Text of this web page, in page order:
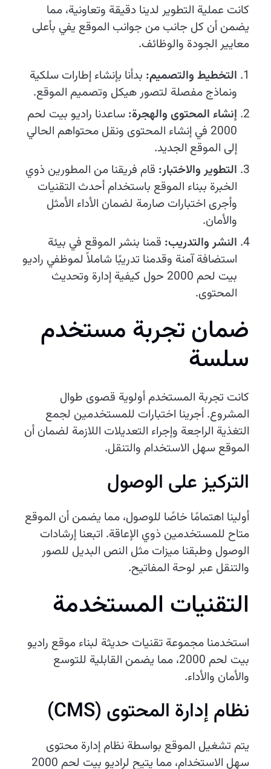
كانت عملية التطوير لدينا دقيقة وتعاونية، مما
يضمن أن كل جانب من جوانب الموقع يفي بأعلى
معايير الجودة والوظائف.
التخطيط والتصميم: بدأنا بإنشاء إطارات سلكية
ونماذج مفصلة لتصور هيكل وتصميم الموقع.
إنشاء المحتوى والهجرة: ساعدنا راديو بيت لحم
2000 في إنشاء المحتوى ونقل محتواهم الحالي
إلى الموقع الجديد.
التطوير والاختبار: قام فريقنا من المطورين ذوي
الخبرة ببناء الموقع باستخدام أحدث التقنيات
وأجرى اختبارات صارمة لضمان الأداء الأمثل
والأمان.
النشر والتدريب: قمنا بنشر الموقع في بيئة
استضافة آمنة وقدمنا تدريبًا شاملاً لموظفي راديو
بيت لحم 2000 حول كيفية إدارة وتحديث
المحتوى.
ضمان تجربة مستخدم
سلسة
كانت تجربة المستخدم أولوية قصوى طوال
المشروع. أجرينا اختبارات للمستخدمين لجمع
التغذية الراجعة وإجراء التعديلات اللازمة لضمان أن
الموقع سهل الاستخدام والتنقل.
التركيز على الوصول
أولينا اهتمامًا خاصًا للوصول، مما يضمن أن الموقع
متاح للمستخدمين ذوي الإعاقة. اتبعنا إرشادات
الوصول وطبقنا ميزات مثل النص البديل للصور
والتنقل عبر لوحة المفاتيح.
التقنيات المستخدمة
استخدمنا مجموعة تقنيات حديثة لبناء موقع راديو
بيت لحم 2000، مما يضمن القابلية للتوسع
والأمان والأداء.
نظام إدارة المحتوى (CMS)
يتم تشغيل الموقع بواسطة نظام إدارة محتوى
سهل الاستخدام، مما يتيح لراديو بيت لحم 2000